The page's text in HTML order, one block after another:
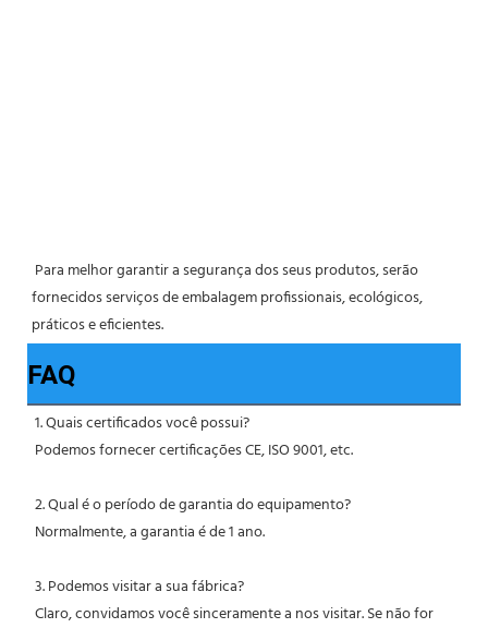
fornecidos serviços de embalagem profissionais, ecológicos,
práticos e eficientes.
FAQ
1. Quais certificados você possui?
Podemos fornecer certificações CE, ISO 9001, etc.
2. Qual é o período de garantia do equipamento?
Normalmente, a garantia é de 1 ano.
3. Podemos visitar a sua fábrica?